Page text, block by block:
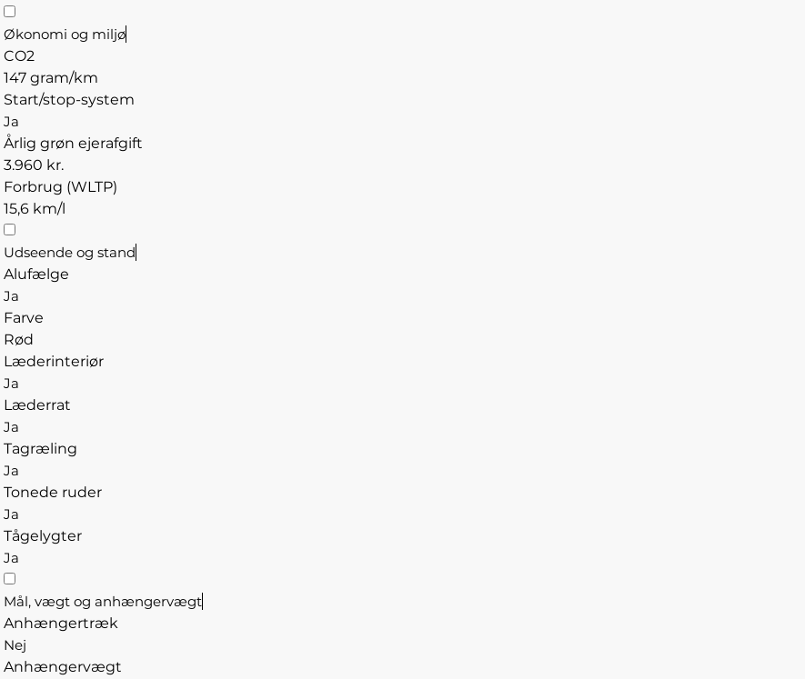
Økonomi og miljø
CO2
147 gram/km
Start/stop-system
Ja
Årlig grøn ejerafgift
3.960 kr.
Forbrug (WLTP)
15,6 km/l
Udseende og stand
Alufælge
Ja
Farve
Rød
Læderinteriør
Ja
Læderrat
Ja
Tagræling
Ja
Tonede ruder
Ja
Tågelygter
Ja
Mål, vægt og anhængervægt
Anhængertræk
Nej
Anhængervægt